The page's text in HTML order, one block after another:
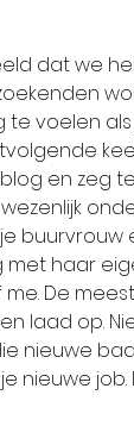
dat we
voelen
en zeg
buurvrouw
haar
De
laad op.
nieuwe
nieuwe